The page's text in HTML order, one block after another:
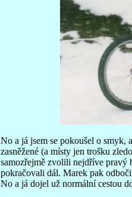
No a já jsem se pokoušel o smyk,
zasněžené (a místy jen trošku
samozřejmě zvolili nejdříve pravý
pokračovali dál. Marek pak
No a já dojel už normální cestou